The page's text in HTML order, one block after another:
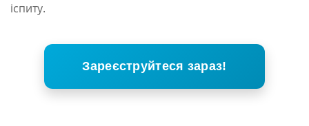
іспиту.
Зареєструйтеся зараз!